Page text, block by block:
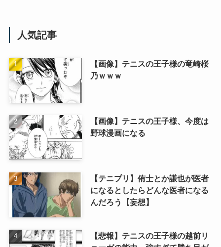
人気記事
【画像】テニスの王子様の竜崎桜
乃ｗｗｗ
【画像】テニスの王子様、今度は
野球漫画になる
【テニプリ】侑士とか謙也が医者
になるとしたらどんな医者になる
んだろう【妄想】
【悲報】テニスの王子様の越前リ